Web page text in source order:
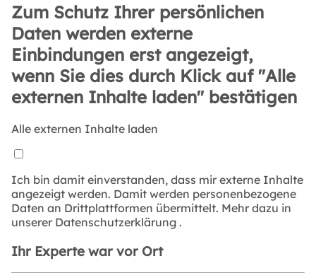
Zum Schutz Ihrer persönlichen
Daten werden externe
Einbindungen erst angezeigt,
wenn Sie dies durch Klick auf "Alle
externen Inhalte laden" bestätigen
Alle externen Inhalte laden
Ich bin damit einverstanden, dass mir externe Inhalte
angezeigt werden. Damit werden personenbezogene
Daten an Drittplattformen übermittelt. Mehr dazu in
unserer Datenschutzerklärung .
Ihr Experte war vor Ort